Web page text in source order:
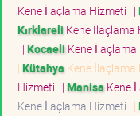
Kene İlaçlama Hizmeti |
Kırklareli Kene İlaçlama
| Kocaeli Kene
| Kütahya Kene İlaçlama
Hizmeti | Manisa Kene
Kene İlaçlama Hizmeti |